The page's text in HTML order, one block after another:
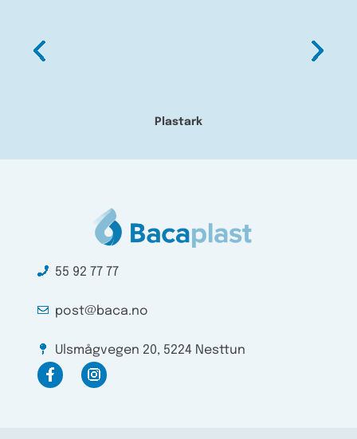
Plastark
55 92 77 77
post@baca.no
Ulsmågvegen 20, 5224 Nesttun